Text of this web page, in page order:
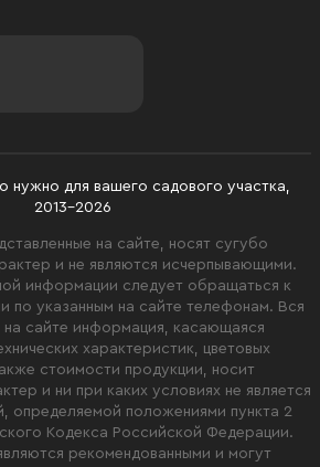
нужно для вашего садового участка,
2013-2026
на сайте, носят сугубо
и не являются исчерпывающими.
информации следует обращаться к
по указанным на сайте телефонам. Вся
на сайте информация, касающаяся
характеристик, цветовых
стоимости продукции, носит
и ни при каких условиях не является
определяемой положениями пункта 2
Кодекса Российской Федерации.
рекомендованными и могут